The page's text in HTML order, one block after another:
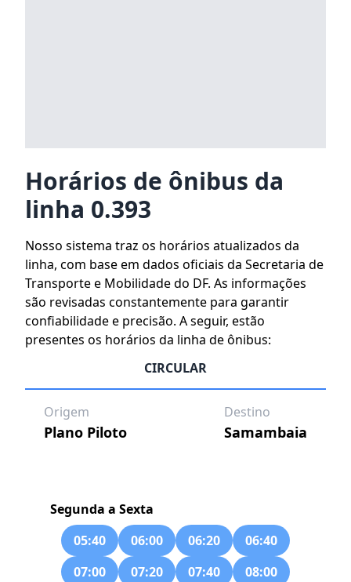
Horários de ônibus da
linha 0.393
Nosso sistema traz os horários atualizados da
linha, com base em dados oficiais da Secretaria de
Transporte e Mobilidade do DF. As informações
são revisadas constantemente para garantir
confiabilidade e precisão. A seguir, estão
presentes os horários da linha de ônibus:
CIRCULAR
Origem
Plano Piloto
Destino
Samambaia
Segunda a Sexta
05:40
06:00 06:20
06:40
07:00
07:20 07:40
08:00